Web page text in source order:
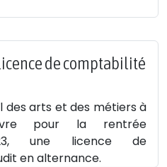
de comptabilité
des arts et des métiers à
pour la rentrée
une licence de
en alternance.